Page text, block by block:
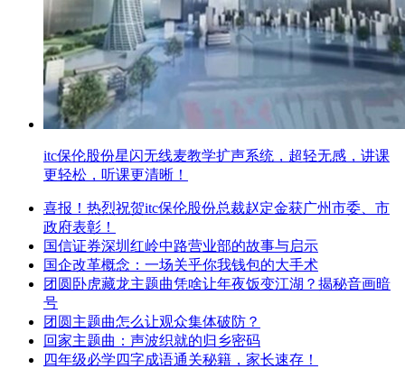
itc保伦股份星闪无线麦教学扩声系统，超轻无感，讲课
更轻松，听课更清晰！
喜报！热烈祝贺itc保伦股份总裁赵定金获广州市委、市
政府表彰！
国信证券深圳红岭中路营业部的故事与启示
国企改革概念：一场关乎你我钱包的大手术
团圆卧虎藏龙主题曲凭啥让年夜饭变江湖？揭秘音画暗
号
团圆主题曲怎么让观众集体破防？
回家主题曲：声波织就的归乡密码
四年级必学四字成语通关秘籍，家长速存！